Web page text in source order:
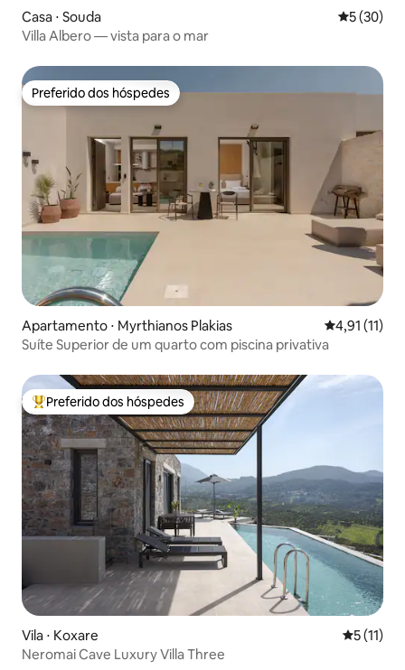
Casa ⋅ Souda 5 de uma
5 (30)
Villa Albero — vista para o mar
Preferido dos hóspedes
Preferido dos hóspedes
Apartamento ⋅ Myrthianos Plakias 4,91 de uma
4,91 (11)
Suíte Superior de um quarto com piscina privativa
Entre os melhores preferidos dos hóspedes
Preferido dos hóspedes
Vila ⋅ Koxare 5 de uma
5 (11)
Neromai Cave Luxury Villa Three